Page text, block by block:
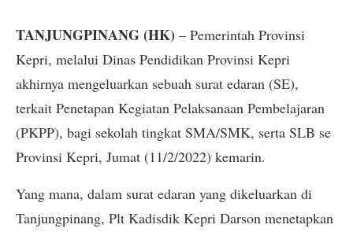
TANJUNGPINANG (HK) – Pemerintah Provinsi
Kepri, melalui Dinas Pendidikan Provinsi Kepri
akhirnya mengeluarkan sebuah surat edaran (SE),
terkait Penetapan Kegiatan Pelaksanaan Pembelajaran
(PKPP), bagi sekolah tingkat SMA/SMK, serta SLB se
Provinsi Kepri, Jumat (11/2/2022) kemarin.
Yang mana, dalam surat edaran yang dikeluarkan di
Tanjungpinang, Plt Kadisdik Kepri Darson menetapkan